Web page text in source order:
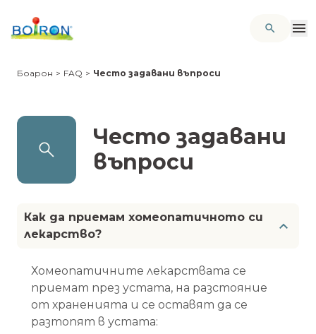
Боарон > FAQ > Често задавани въпроси
Често задавани
въпроси
Как да приемам хомеопатичното си
лекарство?
Хомеопатичните лекарствата се
приемат през устата, на разстояние
от храненията и се оставят да се
разтопят в устата: